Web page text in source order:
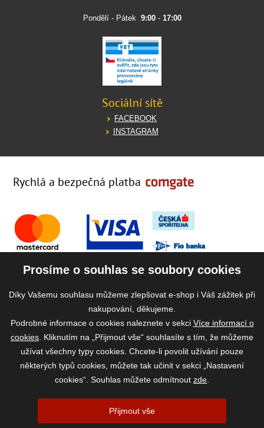
Pondělí - Pátek 9:00- 17:00
Sociální sítě
FACEBOOK
INSTAGRAM
Rychlá a bezpečná platba
2026 ©www.vase-krmivo.cz- Tomáš Kroupa e-shop, Kanice 307, 664 01
Brno-venkov, IČ: 75785439
Prosíme o souhlas se soubory cookies
Díky Vašemu souhlasu můžeme zlepšovat e-shop i Váš zážitek při
nakupování, děkujeme.
Podrobné informace o cookies naleznete v sekci Více informací o
cookies . Kliknutím na „Přijmout vše“ souhlasíte s tím, že můžeme
užívat všechny typy cookies. Chcete-li povolit užívání pouze
některých typů cookies, můžete tak učinit v sekci „Nastavení
cookies“. Souhlas můžete odmítnout zde
Přijmout vše